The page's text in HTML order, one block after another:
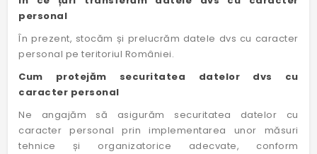
personal
În prezent, stocăm și prelucrăm datele dvs cu caracter
personal pe teritoriul României.
Cum protejăm securitatea datelor dvs cu
caracter personal
Ne angajăm să asigurăm securitatea datelor cu
caracter personal prin implementarea unor măsuri
tehnice și organizatorice adecvate, conform